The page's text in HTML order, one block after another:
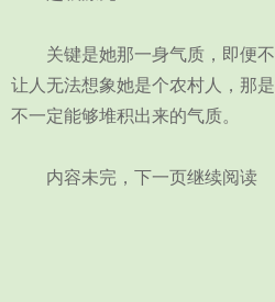
关键是她那一身气质，即便不
让人无法想象她是个农村人，那
不一定能够堆积出来的气质。
内容未完，下一页继续阅读